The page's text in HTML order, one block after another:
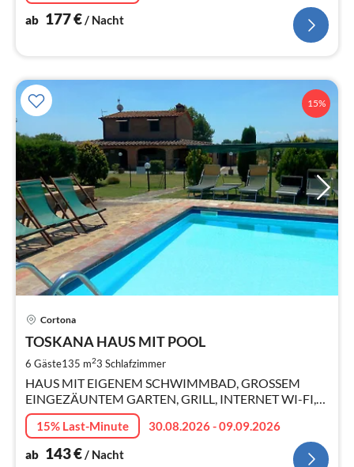
ab 177€/ Nacht
15%
Cortona
TOSKANA HAUS MIT POOL
6 Gäste135 m23 Schlafzimmer
HAUS MIT EIGENEM SCHWIMMBAD, GROSSEM
EINGEZÄUNTEM GARTEN, GRILL, INTERNET WI-FI,
SMART-TV.
15% Last-Minute
30.08.2026 - 09.09.2026
ab 143€/ Nacht